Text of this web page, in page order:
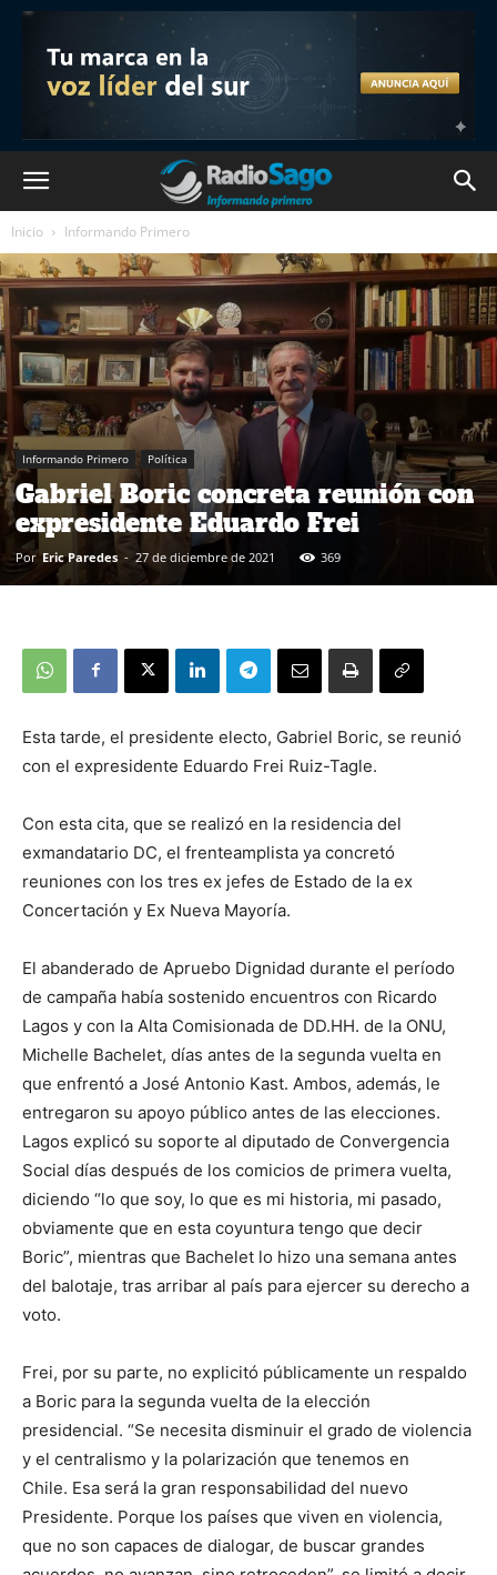
Inicio Informando Primero
Informando Primero Política
Gabriel Boric concreta reunión con
expresidente Eduardo Frei
Por Eric Paredes - 27 de diciembre de 2021 369
Esta tarde, el presidente electo, Gabriel Boric, se reunió
con el expresidente Eduardo Frei Ruiz-Tagle.
Con esta cita, que se realizó en la residencia del
exmandatario DC, el frenteamplista ya concretó
reuniones con los tres ex jefes de Estado de la ex
Concertación y Ex Nueva Mayoría.
El abanderado de Apruebo Dignidad durante el período
de campaña había sostenido encuentros con Ricardo
Lagos y con la Alta Comisionada de DD.HH. de la ONU,
Michelle Bachelet, días antes de la segunda vuelta en
que enfrentó a José Antonio Kast. Ambos, además, le
entregaron su apoyo público antes de las elecciones.
Lagos explicó su soporte al diputado de Convergencia
Social días después de los comicios de primera vuelta,
diciendo “lo que soy, lo que es mi historia, mi pasado,
obviamente que en esta coyuntura tengo que decir
Boric”, mientras que Bachelet lo hizo una semana antes
del balotaje, tras arribar al país para ejercer su derecho a
voto.
Frei, por su parte, no explicitó públicamente un respaldo
a Boric para la segunda vuelta de la elección
presidencial. “Se necesita disminuir el grado de violencia
y el centralismo y la polarización que tenemos en
Chile. Esa será la gran responsabilidad del nuevo
Presidente. Porque los países que viven en violencia,
que no son capaces de dialogar, de buscar grandes